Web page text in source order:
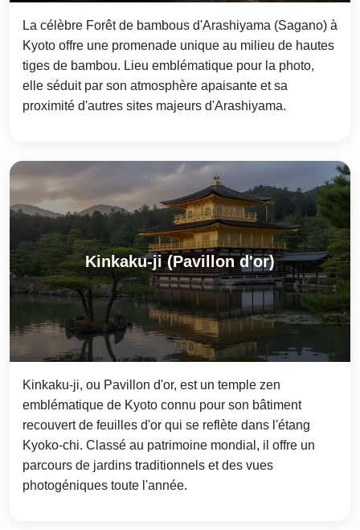
La célèbre Forêt de bambous d'Arashiyama (Sagano) à
Kyoto offre une promenade unique au milieu de hautes
tiges de bambou. Lieu emblématique pour la photo,
elle séduit par son atmosphère apaisante et sa
proximité d'autres sites majeurs d'Arashiyama.
Kinkaku-ji (Pavillon d'or)
Kinkaku-ji, ou Pavillon d'or, est un temple zen
emblématique de Kyoto connu pour son bâtiment
recouvert de feuilles d'or qui se reflète dans l'étang
Kyoko-chi. Classé au patrimoine mondial, il offre un
parcours de jardins traditionnels et des vues
photogéniques toute l'année.